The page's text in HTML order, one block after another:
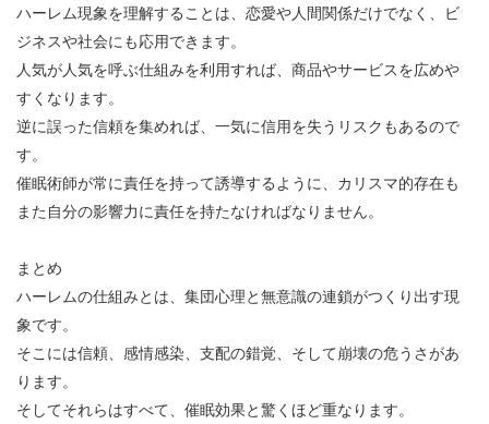
ハーレム現象を理解することは、恋愛や人間関係だけでなく、ビ
ジネスや社会にも応用できます。
人気が人気を呼ぶ仕組みを利用すれば、商品やサービスを広めや
すくなります。
逆に誤った信頼を集めれば、一気に信用を失うリスクもあるので
す。
催眠術師が常に責任を持って誘導するように、カリスマ的存在も
また自分の影響力に責任を持たなければなりません。
まとめ
ハーレムの仕組みとは、集団心理と無意識の連鎖がつくり出す現
象です。
そこには信頼、感情感染、支配の錯覚、そして崩壊の危うさがあ
ります。
そしてそれらはすべて、催眠効果と驚くほど重なります。